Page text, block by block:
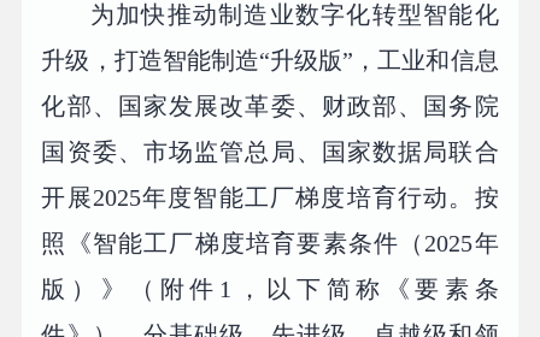
为加快推动制造业数字化转型智能化
升级，打造智能制造“升级版”，工业和信息
化部、国家发展改革委、财政部、国务院
国资委、市场监管总局、国家数据局联合
开展2025年度智能工厂梯度培育行动。按
照《智能工厂梯度培育要素条件（2025年
版）》（附件1，以下简称《要素条